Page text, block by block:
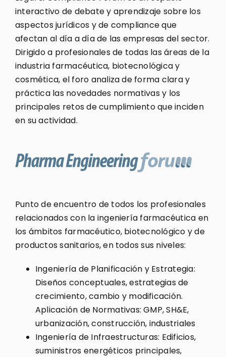
interactivo de debate y aprendizaje sobre los
aspectos jurídicos y de compliance que
afectan al día a día de las empresas del sector.
Dirigido a profesionales de todas las áreas de la
industria farmacéutica, biotecnológica y
cosmética, el foro analiza de forma clara y
práctica las novedades normativas y los
principales retos de cumplimiento que inciden
en su actividad.
Punto de encuentro de todos los profesionales
relacionados con la ingeniería farmacéutica en
los ámbitos farmacéutico, biotecnológico y de
productos sanitarios, en todos sus niveles:
Ingeniería de Planificación y Estrategia:
Diseños conceptuales, estrategias de
crecimiento, cambio y modificación.
Aplicación de Normativas: GMP, SH&E,
urbanización, construcción, industriales
Ingeniería de Infraestructuras: Edificios,
suministros energéticos principales,